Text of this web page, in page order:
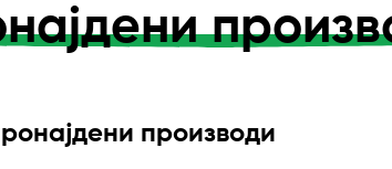
производи